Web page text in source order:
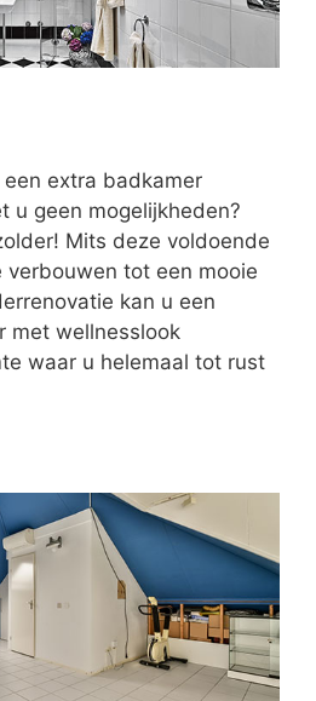
extra badkamer
u geen mogelijkheden?
Mits deze voldoende
verbouwen tot een mooie
kan u een
met wellnesslook
waar u helemaal tot rust